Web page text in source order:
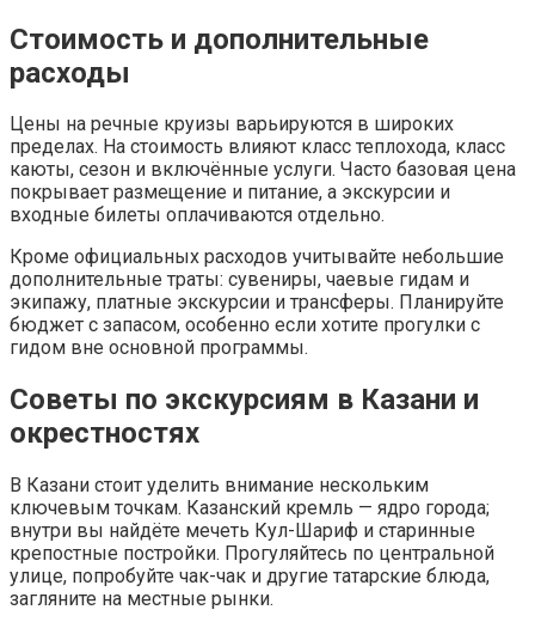
Стоимость и дополнительные
расходы
Цены на речные круизы варьируются в широких
пределах. На стоимость влияют класс теплохода, класс
каюты, сезон и включённые услуги. Часто базовая цена
покрывает размещение и питание, а экскурсии и
входные билеты оплачиваются отдельно.
Кроме официальных расходов учитывайте небольшие
дополнительные траты: сувениры, чаевые гидам и
экипажу, платные экскурсии и трансферы. Планируйте
бюджет с запасом, особенно если хотите прогулки с
гидом вне основной программы.
Советы по экскурсиям в Казани и
окрестностях
В Казани стоит уделить внимание нескольким
ключевым точкам. Казанский кремль — ядро города;
внутри вы найдёте мечеть Кул-Шариф и старинные
крепостные постройки. Прогуляйтесь по центральной
улице, попробуйте чак-чак и другие татарские блюда,
загляните на местные рынки.